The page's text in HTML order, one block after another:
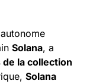
Solana, a
la collection
Solana